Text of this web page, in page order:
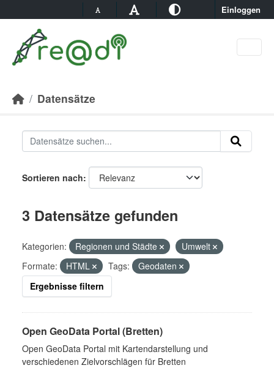
Einloggen
Datensätze
Sortieren nach
3 Datensätze gefunden
Kategorien: Regionen und Städte
Umwelt
Formate:
HTML Tags:
Geodaten
Ergebnisse filtern
Open GeoData Portal (Bretten)
Open GeoData Portal mit Kartendarstellung und
verschiedenen Zielvorschlägen für Bretten